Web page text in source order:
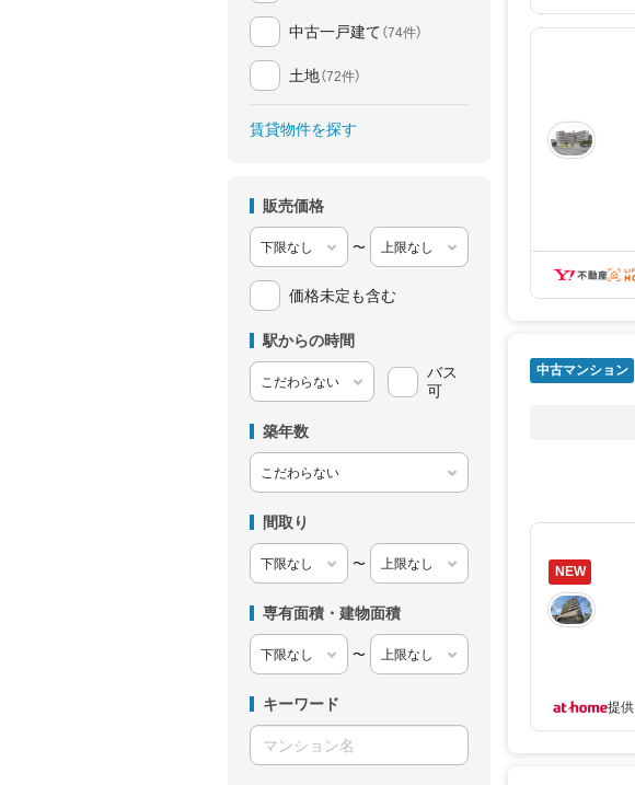
中古一戸建て （74件）
土地（72件）
賃貸物件を探す
販売価格
〜
価格未定も含む
駅からの時間
バス
可
築年数
間取り
〜
専有面積・建物面積
〜
キーワード
中古マンション
NEW
提供